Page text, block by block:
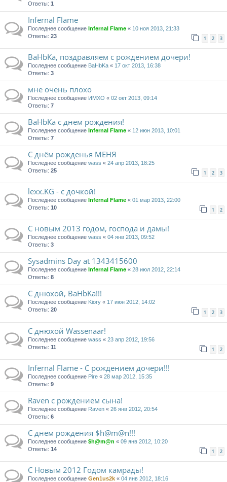
Ответы: 1
Infernal Flame
Последнее сообщение Infernal Flame « 10 ноя 2013, 21:33
Ответы: 23 1 2 3
BaHbKa, поздравляем с рождением дочери!
Последнее сообщение BaHbKa « 17 окт 2013, 16:38
Ответы: 3
мне очень плохо
Последнее сообщение ИМХО « 02 окт 2013, 09:14
Ответы: 7
BaHbКа с днем рождения!
Последнее сообщение Infernal Flame « 12 июн 2013, 10:01
Ответы: 7
C днём рожденья МЕНЯ
Последнее сообщение wass « 24 апр 2013, 18:25
Ответы: 25 1 2 3
lexx.KG - с дочкой!
Последнее сообщение Infernal Flame « 01 мар 2013, 22:00
Ответы: 10 1 2
С новым 2013 годом, господа и дамы!
Последнее сообщение wass « 04 янв 2013, 09:52
Ответы: 3
Sysadmins Day at 1343415600
Последнее сообщение Infernal Flame « 28 июл 2012, 22:14
Ответы: 8
С днюхой, BaHbKa!!!
Последнее сообщение Kiory « 17 июн 2012, 14:02
Ответы: 20 1 2 3
С днюхой Wassenaar!
Последнее сообщение wass « 23 апр 2012, 19:56
Ответы: 11 1 2
Infernal Flame - С рождением дочери!!!
Последнее сообщение Pire « 28 мар 2012, 15:35
Ответы: 9
Raven c рождением сына!
Последнее сообщение Raven « 26 янв 2012, 20:54
Ответы: 6
С днем рождения $h@m@n!!!
Последнее сообщение $h@m@n « 09 янв 2012, 10:20
Ответы: 14 1 2
С Новым 2012 Годом камрады!
Последнее сообщение Gen1us2k « 04 янв 2012, 18:16